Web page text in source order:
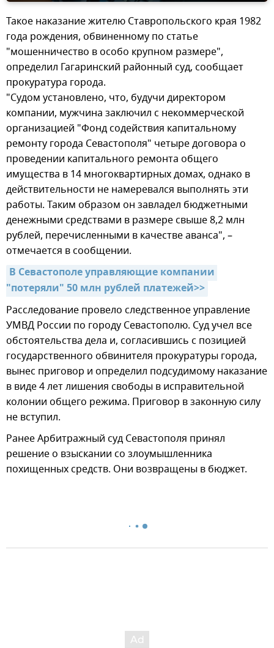
Такое наказание жителю Ставропольского края 1982
года рождения, обвиненному по статье
"мошенничество в особо крупном размере",
определил Гагаринский районный суд, сообщает
прокуратура города.
"Судом установлено, что, будучи директором
компании, мужчина заключил с некоммерческой
организацией "Фонд содействия капитальному
ремонту города Севастополя" четыре договора о
проведении капитального ремонта общего
имущества в 14 многоквартирных домах, однако в
действительности не намеревался выполнять эти
работы. Таким образом он завладел бюджетными
денежными средствами в размере свыше 8,2 млн
рублей, перечисленными в качестве аванса", –
отмечается в сообщении.
В Севастополе управляющие компании
"потеряли" 50 млн рублей платежей>>
Расследование провело следственное управление
УМВД России по городу Севастополю. Суд учел все
обстоятельства дела и, согласившись с позицией
государственного обвинителя прокуратуры города,
вынес приговор и определил подсудимому наказание
в виде 4 лет лишения свободы в исправительной
колонии общего режима. Приговор в законную силу
не вступил.
Ранее Арбитражный суд Севастополя принял
решение о взыскании со злоумышленника
похищенных средств. Они возвращены в бюджет.